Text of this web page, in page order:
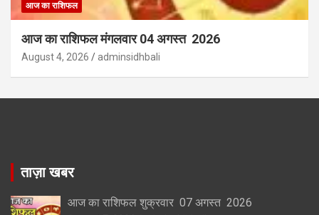
आज का राशिफल
आज का राशिफल मंगलवार 04 अगस्त 2026
August 4, 2026 adminsidhbali
ताज़ा खबर
आज का राशिफल शुक्रवार 07 अगस्त 2026